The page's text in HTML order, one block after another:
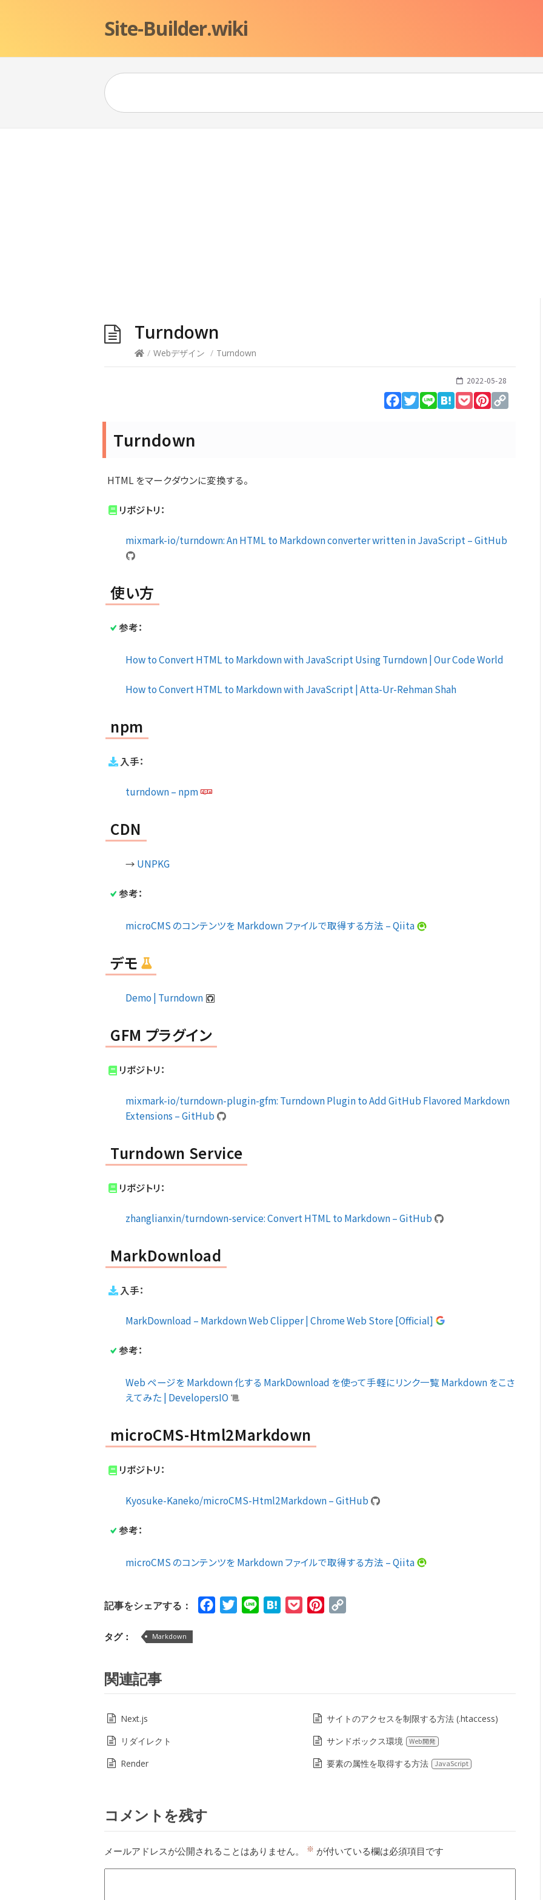
Site-Builder.wiki
Turndown
/ Webデザイン / Turndown
2022-05-28
Facebook
Twitter
Line HatenaPocketPinterest
Turndown
HTML をマークダウンに変換する。
リポジトリ：
mixmark-io/turndown: An HTML to Markdown converter written in JavaScript – GitHub
使い方
参考：
How to Convert HTML to Markdown with JavaScript Using Turndown | Our Code World
How to Convert HTML to Markdown with JavaScript | Atta-Ur-Rehman Shah
npm
入手：
turndown – npm
CDN
→ UNPKG
参考：
microCMS のコンテンツを Markdown ファイルで取得する方法 – Qiita
デモ
Demo | Turndown
GFM プラグイン
リポジトリ：
mixmark-io/turndown-plugin-gfm: Turndown Plugin to Add GitHub Flavored Markdown
Extensions – GitHub
Turndown Service
リポジトリ：
zhanglianxin/turndown-service: Convert HTML to Markdown – GitHub
MarkDownload
入手：
MarkDownload – Markdown Web Clipper | Chrome Web Store [Official]
参考：
Web ページを Markdown 化する MarkDownload を使って手軽にリンク一覧 Markdown をこさ
えてみた | DevelopersIO
microCMS-Html2Markdown
リポジトリ：
Kyosuke-Kaneko/microCMS-Html2Markdown – GitHub
参考：
microCMS のコンテンツを Markdown ファイルで取得する方法 – Qiita
記事をシェアする： FacebookTwitterLine HatenaPocketPinterest
タグ： Markdown
関連記事
Next.js
サイトのアクセスを制限する方法 (.htaccess)
リダイレクト
サンドボックス環境 Web開発
Render 要素の属性を取得する方法 JavaScript
コメントを残す
メールアドレスが公開されることはありません。 ※ が付いている欄は必須項目です